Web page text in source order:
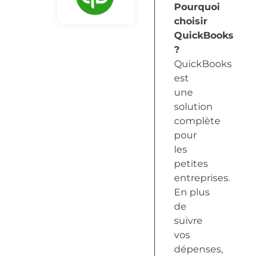
Pourquoi
choisir
QuickBooks
?
QuickBooks
est
une
solution
complète
pour
les
petites
entreprises.
En plus
de
suivre
vos
dépenses,